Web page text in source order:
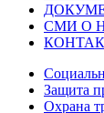
СМИ О
Защита
Охрана